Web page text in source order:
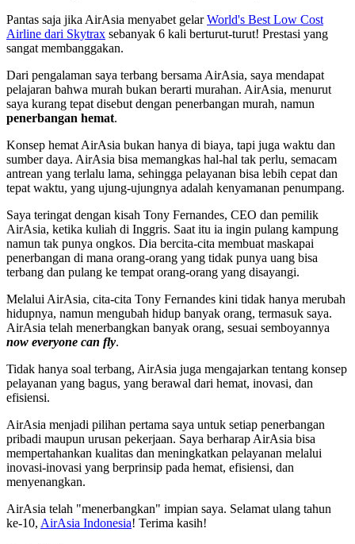
Pantas saja jika AirAsia menyabet gelarWorld's Best Low Cost
Airline dari Skytrax sebanyak 6 kali berturut-turut! Prestasi yang
sangat membanggakan.
Dari pengalaman saya terbang bersama AirAsia, saya mendapat
pelajaran bahwa murah bukan berarti murahan. AirAsia, menurut
saya kurang tepat disebut dengan penerbangan murah, namun
penerbangan hemat.
Konsep hemat AirAsia bukan hanya di biaya, tapi juga waktu dan
sumber daya. AirAsia bisa memangkas hal-hal tak perlu, semacam
antrean yang terlalu lama, sehingga pelayanan bisa lebih cepat dan
tepat waktu, yang ujung-ujungnya adalah kenyamanan penumpang.
Saya teringat dengan kisah Tony Fernandes, CEO dan pemilik
AirAsia, ketika kuliah di Inggris. Saat itu ia ingin pulang kampung
namun tak punya ongkos. Dia bercita-cita membuat maskapai
penerbangan di mana orang-orang yang tidak punya uang bisa
terbang dan pulang ke tempat orang-orang yang disayangi.
Melalui AirAsia, cita-cita Tony Fernandes kini tidak hanya merubah
hidupnya, namun mengubah hidup banyak orang, termasuk saya.
AirAsia telah menerbangkan banyak orang, sesuai semboyannya
now everyone can fly.
Tidak hanya soal terbang, AirAsia juga mengajarkan tentang konsep
pelayanan yang bagus, yang berawal dari hemat, inovasi, dan
efisiensi.
AirAsia menjadi pilihan pertama saya untuk setiap penerbangan
pribadi maupun urusan pekerjaan. Saya berharap AirAsia bisa
mempertahankan kualitas dan meningkatkan pelayanan melalui
inovasi-inovasi yang berprinsip pada hemat, efisiensi, dan
menyenangkan.
AirAsia telah "menerbangkan" impian saya. Selamat ulang tahun
ke-10, AirAsia Indonesia! Terima kasih!